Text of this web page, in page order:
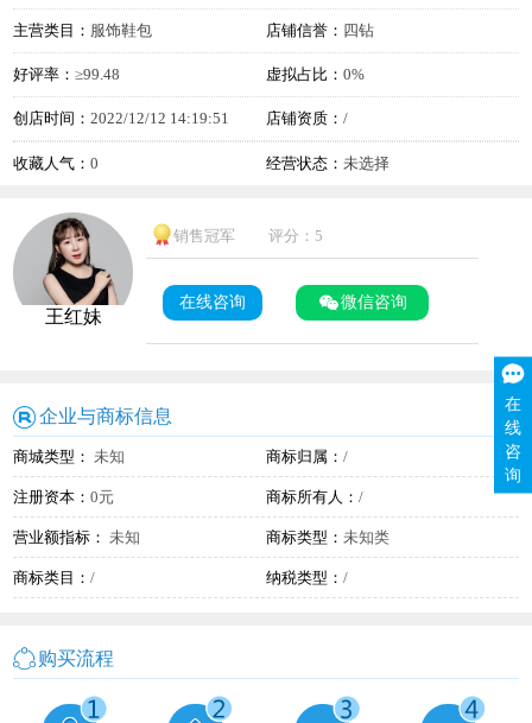
主营类目： 服饰鞋包 店铺信誉： 四钻
好评率：≥99.48 虚拟占比： 0%
创店时间：2022/12/12 14:19:51 店铺资质： /
收藏人气：0 经营状态： 未选择
王红妹
销售冠军 评分：5
在线咨询 微信咨询
企业与商标信息
商城类型： 未知 商标归属： /
注册资本：0元 商标所有人： /
营业额指标： 未知 商标类型： 未知类
商标类目：/ 纳税类型： /
购买流程
在
线
咨
询